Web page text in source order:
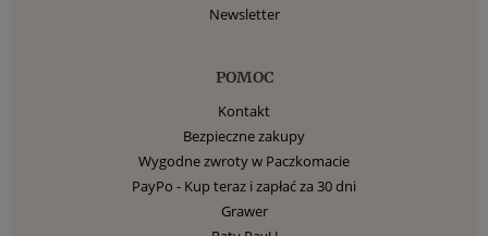
Newsletter
POMOC
Kontakt
Bezpieczne zakupy
Wygodne zwroty w Paczkomacie
PayPo - Kup teraz i zapłać za 30 dni
Grawer